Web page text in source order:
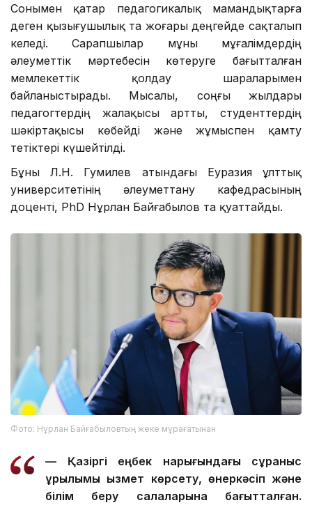
Сонымен қатар педагогикалық мамандықтарға
деген қызығушылық та жоғары деңгейде сақталып
келеді. Сарапшылар мұны мұғалімдердің
әлеуметтік мәртебесін көтеруге бағытталған
мемлекеттік қолдау шараларымен
байланыстырады. Мысалы, соңғы жылдары
педагогтердің жалақысы артты, студенттердің
шәкіртақысы көбейді және жұмыспен қамту
тетіктері күшейтілді.
Бұны Л.Н. Гумилев атындағы Еуразия ұлттық
университетінің әлеуметтану кафедрасының
доценті, PhD Нұрлан Байғабылов та қуаттайды.
Фото: Нұрлан Байғабыловтың жеке мұрағатынан
— Қазіргі еңбек нарығындағы сұраныс
құрылымы қызмет көрсету, өнеркәсіп және
білім беру салаларына бағытталған.